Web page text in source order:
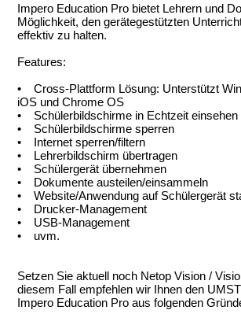
Impero Education Pro bietet Lehrern und
Möglichkeit, den gerätegestützten
effektiv zu halten.
Features:
• Cross-Plattform Lösung: Unterstützt
iOS und Chrome OS
• Schülerbildschirme in Echtzeit einsehen
• Schülerbildschirme sperren
• Internet sperren/filtern
• Lehrerbildschirm übertragen
• Schülergerät übernehmen
• Dokumente austeilen/einsammeln
• Website/Anwendung auf Schülergerät
• Drucker-Management
• USB-Management
• uvm.
Setzen Sie aktuell noch Netop Vision /
diesem Fall empfehlen wir Ihnen den
Impero Education Pro aus folgenden